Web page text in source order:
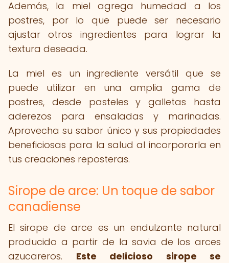
Además, la miel agrega humedad a los
postres, por lo que puede ser necesario
ajustar otros ingredientes para lograr la
textura deseada.
La miel es un ingrediente versátil que se
puede utilizar en una amplia gama de
postres, desde pasteles y galletas hasta
aderezos para ensaladas y marinadas.
Aprovecha su sabor único y sus propiedades
beneficiosas para la salud al incorporarla en
tus creaciones reposteras.
Sirope de arce: Un toque de sabor
canadiense
El sirope de arce es un endulzante natural
producido a partir de la savia de los arces
azucareros. Este delicioso sirope se